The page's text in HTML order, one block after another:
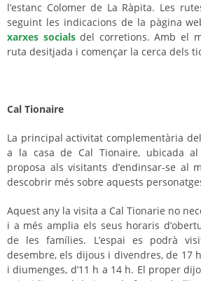
l’estanc Colomer de La Ràpita. Les
seguint les indicacions de la pàgina
xarxes socialsdel corretions. Amb el
ruta desitjada i començar la cerca dels
Cal Tionaire
La principal activitat complementària
a la casa de Cal Tionaire, ubicada
proposa als visitants d’endinsar-se al
descobrir més sobre aquests
Aquest any la visita a Cal Tionarie no
i a més amplia els seus horaris
de les famílies. L’espai es podrà
desembre, els dijous i divendres, de 17
i diumenges, d’11 h a 14 h. El proper